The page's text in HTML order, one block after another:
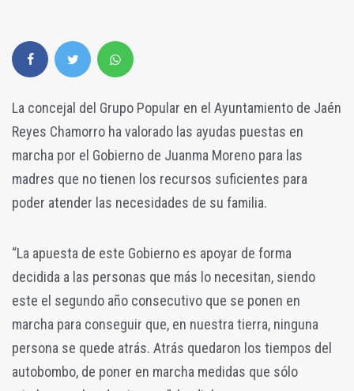
La concejal del Grupo Popular en el Ayuntamiento de Jaén
Reyes Chamorro ha valorado las ayudas puestas en
marcha por el Gobierno de Juanma Moreno para las
madres que no tienen los recursos suficientes para
poder atender las necesidades de su familia.
“La apuesta de este Gobierno es apoyar de forma
decidida a las personas que más lo necesitan, siendo
este el segundo año consecutivo que se ponen en
marcha para conseguir que, en nuestra tierra, ninguna
persona se quede atrás. Atrás quedaron los tiempos del
autobombo, de poner en marcha medidas que sólo